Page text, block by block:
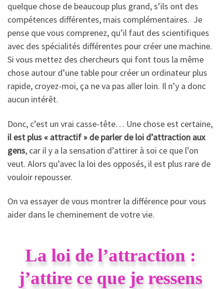
quelque chose de beaucoup plus grand, s’ils ont des
compétences différentes, mais complémentaires. Je
pense que vous comprenez, qu’il faut des scientifiques
avec des spécialités différentes pour créer une machine.
Si vous mettez des chercheurs qui font tous la même
chose autour d’une table pour créer un ordinateur plus
rapide, croyez-moi, ça ne va pas aller loin. Il n’y a donc
aucun intérêt.
Donc, c’est un vrai casse-tête… Une chose est certaine,
il est plus « attractif » de parler de loi d’attraction aux
gens, car il y a la sensation d’attirer à soi ce que l’on
veut. Alors qu’avec la loi des opposés, il est plus rare de
vouloir repousser.
On va essayer de vous montrer la différence pour vous
aider dans le cheminement de votre vie.
La loi de l’attraction :
j’attire ce que je ressens